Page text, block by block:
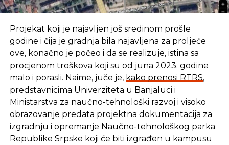
Projekat koji je najavljen još sredinom prošle
godine i čija je gradnja bila najavljena za proljeće
ove, konačno je počeo i da se realizuje, istina sa
procjenom troškova koji su od juna 2023. godine
malo i porasli. Naime, juče je, kako prenosi RTRS,
predstavnicima Univerziteta u Banjaluci i
Ministarstva za naučno-tehnološki razvoj i visoko
obrazovanje predata projektna dokumentacija za
izgradnju i opremanje Naučno-tehnološkog parka
Republike Srpske koji će biti izgrađen u kampusu